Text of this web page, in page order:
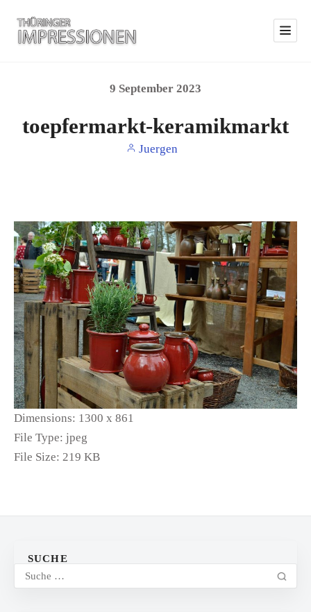
9 September 2023
toepfermarkt-keramikmarkt
Juergen
Dimensions: 1300 x 861
File Type: jpeg
File Size: 219 KB
SUCHE